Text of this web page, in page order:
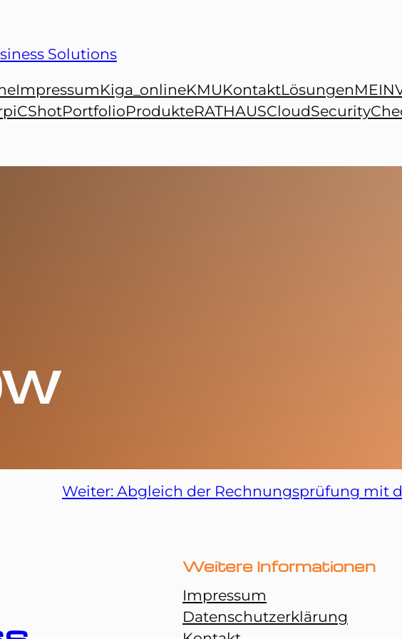
Solutions
ImpressumKiga_onlineKMUKontaktLösungen
piCShotPortfolioProdukteRATHAUSCloud
Weiter: Abgleich der Rechnungsprüfung mit
Weitere Informationen
Impressum
Datenschutzerklärung